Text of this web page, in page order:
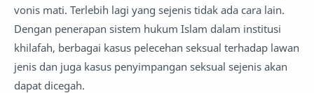
vonis mati. Terlebih lagi yang sejenis tidak ada cara lain.
Dengan penerapan sistem hukum Islam dalam institusi
khilafah, berbagai kasus pelecehan seksual terhadap lawan
jenis dan juga kasus penyimpangan seksual sejenis akan
dapat dicegah.